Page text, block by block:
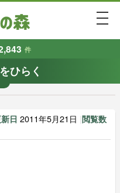
件
ひらく
す
で探す
日 2011年5月21日 閲覧数